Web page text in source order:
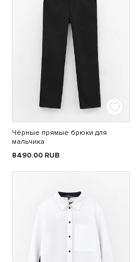
Чёрные прямые брюки для
мальчика
8490.00 RUB